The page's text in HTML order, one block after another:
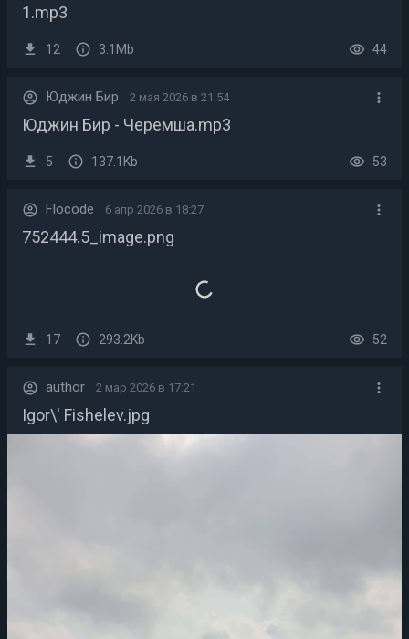
1.mp3
12 3.1Mb 44
Юджин Бир 2 мая 2026 в 21:54
Юджин Бир - Черемша.mp3
5 137.1Kb 53
Flocode 6 апр 2026 в 18:27
752444.5_image.png
17 293.2Kb 52
author 2 мар 2026 в 17:21
Igor\' Fishelev.jpg